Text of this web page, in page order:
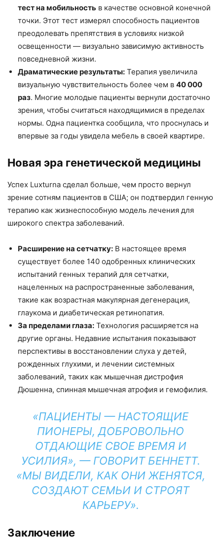
тест на мобильность в качестве основной конечной
точки. Этот тест измерял способность пациентов
преодолевать препятствия в условиях низкой
освещенности — визуально зависимую активность
повседневной жизни.
Драматические результаты: Терапия увеличила
визуальную чувствительность более чем в 40 000
раз. Многие молодые пациенты вернули достаточно
зрения, чтобы считаться находящимися в пределах
нормы. Одна пациентка сообщила, что проснулась и
впервые за годы увидела мебель в своей квартире.
Новая эра генетической медицины
Успех Luxturna сделал больше, чем просто вернул
зрение сотням пациентов в США; он подтвердил генную
терапию как жизнеспособную модель лечения для
широкого спектра заболеваний.
Расширение на сетчатку: В настоящее время
существует более 140 одобренных клинических
испытаний генных терапий для сетчатки,
нацеленных на распространенные заболевания,
такие как возрастная макулярная дегенерация,
глаукома и диабетическая ретинопатия.
За пределами глаза: Технология расширяется на
другие органы. Недавние испытания показывают
перспективы в восстановлении слуха у детей,
рожденных глухими, и лечении системных
заболеваний, таких как мышечная дистрофия
Дюшенна, спинная мышечная атрофия и гемофилия.
«ПАЦИЕНТЫ — НАСТОЯЩИЕ
ПИОНЕРЫ, ДОБРОВОЛЬНО
ОТДАЮЩИЕ СВОЕ ВРЕМЯ И
УСИЛИЯ», — ГОВОРИТ БЕННЕТТ.
«МЫ ВИДЕЛИ, КАК ОНИ ЖЕНЯТСЯ,
СОЗДАЮТ СЕМЬИ И СТРОЯТ
КАРЬЕРУ».
Заключение